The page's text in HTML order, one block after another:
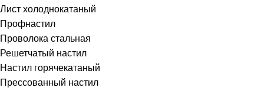
Лист холоднокатаный
Профнастил
Проволока стальная
Решетчатый настил
Настил горячекатаный
Прессованный настил